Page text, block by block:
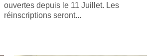
ouvertes depuis le 11 Juillet. Les
réinscriptions seront...